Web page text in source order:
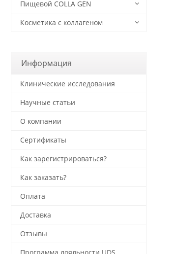
Пищевой COLLA GEN
Косметика с коллагеном
Информация
Клинические исследования
Научные статьи
О компании
Сертификаты
Как зарегистрироваться?
Как заказать?
Оплата
Доставка
Отзывы